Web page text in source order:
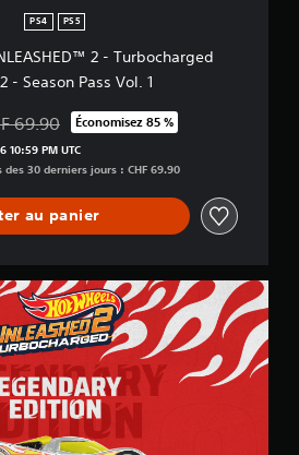
PS4 PS5
2 - Turbocharged
- Season Pass Vol. 1
par rapport au prix d'origine de CHF
69.90 Économisez 85 %
PM UTC
30 derniers jours : CHF 69.90
au panier